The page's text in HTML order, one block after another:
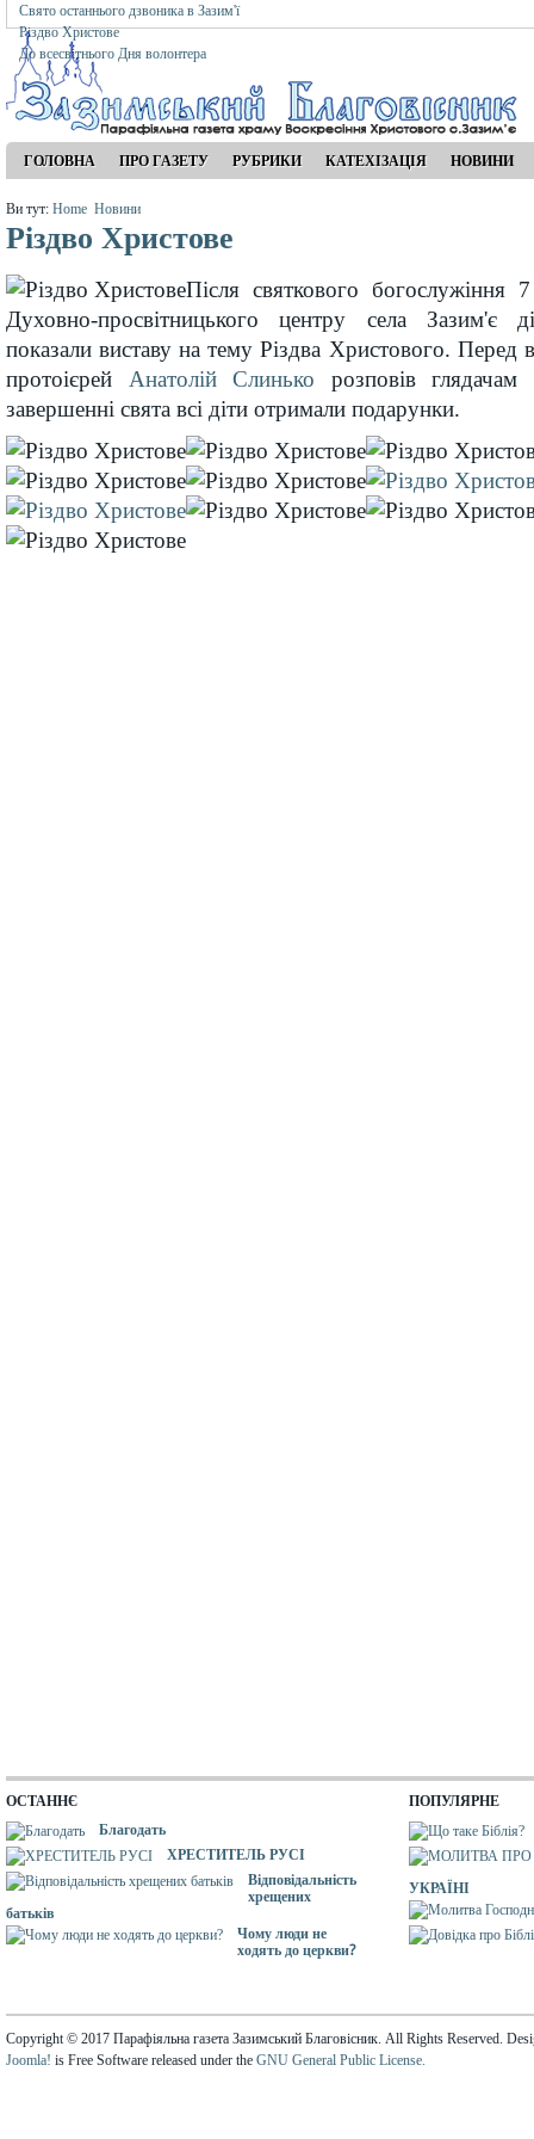
Свято останнього дзвоника в Зазим'ї
Різдво Христове
До всесвітнього Дня волонтера
ГОЛОВНА ПРО ГАЗЕТУ РУБРИКИ КАТЕХІЗАЦІЯ НОВИНИ
Ви тут: Home Новини
Різдво Христове
Після святкового богослужіння
Духовно-просвітницького центру села Зазим'є
показали виставу на тему Різдва Христового. Перед
протоієрей Анатолій Слинько розповів
завершенні свята всі діти отримали подарунки.
ОСТАННЄ
Благодать
ХРЕСТИТЕЛЬ РУСІ
Відповідальність
хрещених
батьків
Чому люди не
ходять до церкви?
ПОПУЛЯРНЕ
УКРАЇНІ
Copyright © 2017 Парафіяльна газета Зазимський Благовісник. All Rights Reserved.
Joomla! is Free Software released under the GNU General Public License.